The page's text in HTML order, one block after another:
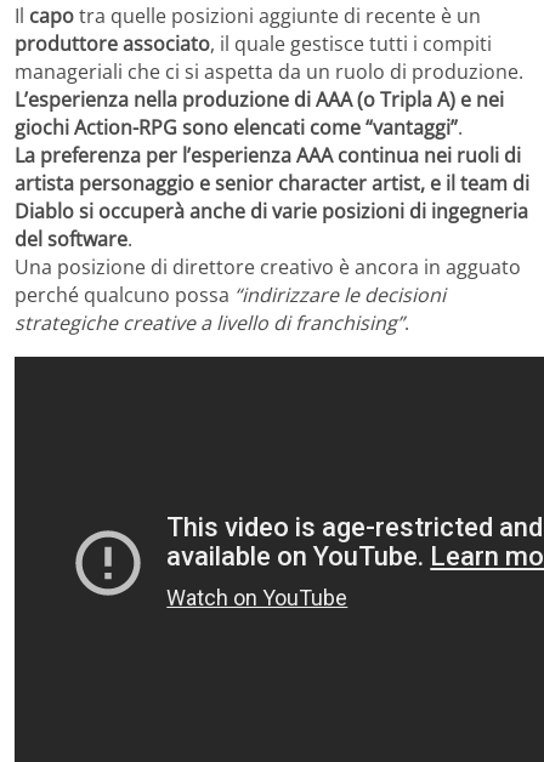
Il capotra quelle posizioni aggiunte di recente è un
produttore associato, il quale gestisce tutti i compiti
manageriali che ci si aspetta da un ruolo di produzione.
L’esperienza nella produzione di AAA (o Tripla A) e nei
giochi Action-RPG sono elencati come “vantaggi”.
La preferenza per l’esperienza AAA continua nei ruoli di
artista personaggio e senior character artist, e il team di
Diablo si occuperà anche di varie posizioni di ingegneria
del software.
Una posizione di direttore creativo è ancora in agguato
perché qualcuno possa “indirizzare le decisioni
strategiche creative a livello di franchising”.